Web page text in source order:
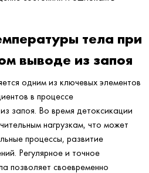
тела при
выводе из запоя
одним из ключевых элементов
в процессе
запоя. Во время детоксикации
нагрузкам, что может
процессы, развитие
Регулярное и точное
позволяет своевременно